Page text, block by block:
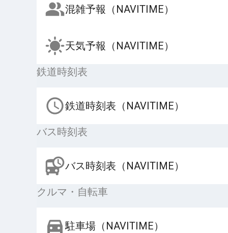
混雑予報（NAVITIME）
天気予報（NAVITIME）
鉄道時刻表
鉄道時刻表（NAVITIME）
バス時刻表
バス時刻表（NAVITIME）
クルマ・自転車
駐車場（NAVITIME）